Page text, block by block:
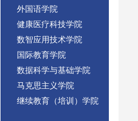
外国语学院
健康医疗科技学院
数智应用技术学院
国际教育学院
数据科学与基础学院
马克思主义学院
继续教育（培训）学院